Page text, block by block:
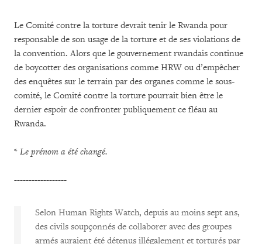
Le Comité contre la torture devrait tenir le Rwanda pour
responsable de son usage de la torture et de ses violations de
la convention. Alors que le gouvernement rwandais continue
de boycotter des organisations comme HRW ou d’empêcher
des enquêtes sur le terrain par des organes comme le sous-
comité, le Comité contre la torture pourrait bien être le
dernier espoir de confronter publiquement ce fléau au
Rwanda.
* Le prénom a été changé.
​------------------
Selon Human Rights Watch, depuis au moins sept ans,
des civils soupçonnés de collaborer avec des groupes
armés auraient été détenus illégalement et torturés par